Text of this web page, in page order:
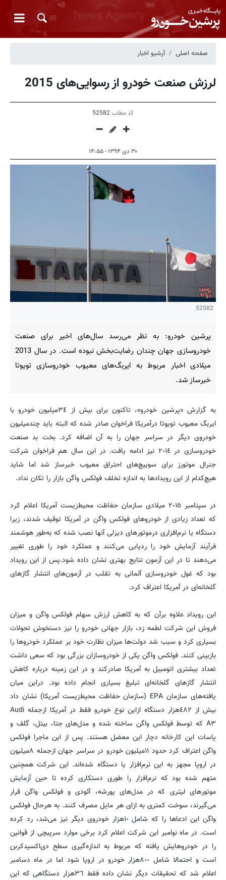
صفحه اصلی آرشیو اخبار
لرزش صنعت خودرو از رسوایی‌‌های 2015
کد مطلب52582
۳۰ دی ۱۳۹۴ - ۱۴:۵۵
52582
پرشین خودرو: به نظر می‌رسد سال‌های اخیر برای صنعت
خودروسازی جهان چندان رضایت‌بخش نبوده است. در سال 2013
میلادی اخبار مربوط به ایربگ‌های معیوب خودروسازی تویوتا
خبرساز شد.
به گزارش «پرشین خودرو»، تاکنون برای بیش از ٣٤‌میلیون خودرو با
ایربگ معیوب تویوتا درآمریکا فراخوان صادر شده که البته باید چندمیلیون
خودروی دیگر در سراسر جهان را به آن اضافه کرد. بخت بد صنعت
خودروسازی در ٢٠١٤ نیز ادامه یافت. در این ‌سال هم فراخوان شرکت
جنرال موتورز برای سوییچ‌های احتراق معیوب خبرساز شد اما شاید
هیچ‌کدام از این رویدادها به اندازه تخلف فولکس واگن بازار را تکان نداد.
در سپتامبر ٢٠١٥ میلادی سازمان حفاظت محیط‌زیست آمریکا اعلام کرد
که تعداد زیادی از خودروهای فولکس واگن در آمریکا توقیف شدند، زیرا
دستگاه یا نرم‌افزاری درموتورهای دیزلی آنها نصب شده که به‌طور هوشمند
فرآیند آزمایش خود را ردیابی می‌کنند و عملکرد خود را طوری تغییر
می‌دهند تا در این آزمون نتایج بهتری نشان داده شود.پس از این رویداد
بود که غول خودروسازی آلمانی به تقلب در آزمون‌های انتشار گازهای
گلخانه‌ای در آمریکا اعتراف کرد.
این رویداد علاوه برآن که به کاهش ارزش سهام فولکس واگن و میزان
فروش این شرکت لطمه زد، بازار جهانی خودرو را نیز دستخوش تحولات
بسیاری کرد و سبب شد دولت‌ها میزان نظارت خود بر عملکرد خودروها را
بازبینی کنند. فولکس واگن یکی از خودروسازان بزرگی بود که سعی داشت
تعداد بیشتری اتومبیل به آمریکا صادرکند و در این زمینه درباره کاهش
انتشار گازهای گلخانه‌ای تبلیغ بسیاری انجام داده بود. دراین میان
یافته‌های سازمان EPA (سازمان حفاظت محیط‌زیست آمریکا) نشان داد
بیش از ٤٨٢‌هزار دستگاه ازاین نوع خودرو فقط در آمریکا ازجمله Audi
A٣ که توسط فولکس واگن ساخته شده و مدل‌های جتا، بیتل، گلف و
پاسات این کارخانه دچار این معضل هستند. پس از این ماجرا فولکس
واگن اعتراف کرد حدود ١١‌میلیون خودرو در سراسر جهان ازجمله ٨‌میلیون
در اروپا مجهز به این نرم‌افزار یا دستگاه شده‌اند. این شرکت همچنین
متهم شده بود که نرم‌افزار را طوری دستکاری کرده تا حین آزمایش
موتورهای لیتری که در مدل‌های پورشه، آئودی و فولکس واگن قرار
می‌گیرند، سوخت کمتری به ازای هر مایل مصرف کنند. به‌ هرحال فولکس
واگن این ادعاها را که شامل ١٠‌هزار خودروی دیگر نیز می‌شد، رد کرده
است. در ماه نوامبر این شرکت اعلام کرد برخی موارد سرپیچی از قوانین
را در خودروهایش یافته که مربوط به اندازه‌گیری سطح دی‌اکسیدکربن
است و احتمالا شامل ٨٠٠‌هزار خودرو در اروپا شود اما در ماه دسامبر
اعلام شد که تحقیقات دیگر نشان داده فقط ٣٦‌هزار دستگاهی که این